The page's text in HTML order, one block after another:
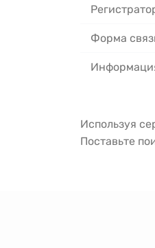
Форма
Используя
Поставьте